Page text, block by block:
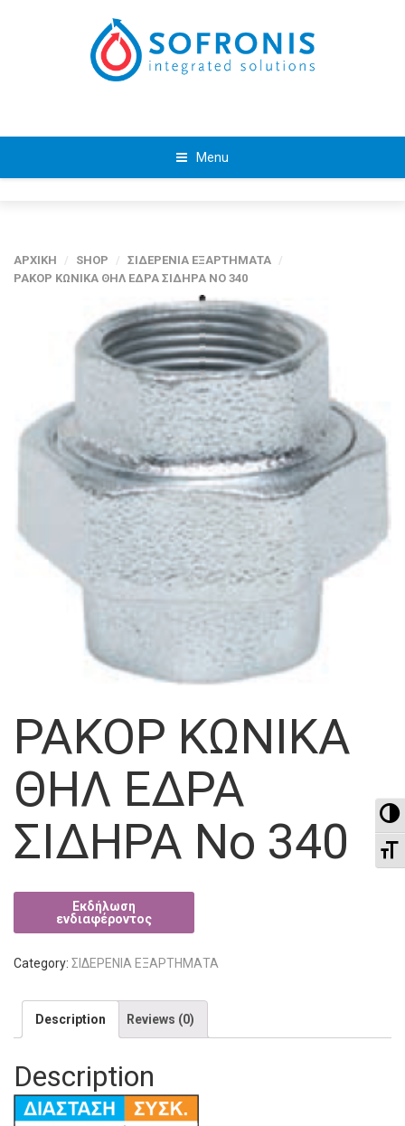
Menu
ΑΡΧΙΚΗ / SHOP / ΣΙΔΕΡΕΝΙΑ ΕΞΑΡΤΗΜΑΤΑ /
ΡΑΚΟΡ ΚΩΝΙΚΑ ΘΗΛ ΕΔΡΑ ΣΙΔΗΡΑ ΝΟ 340
ΡΑΚΟΡ ΚΩΝΙΚΑ
ΘΗΛ ΕΔΡΑ
ΣΙΔΗΡΑ Νο 340
Category: ΣΙΔΕΡΕΝΙΑ ΕΞΑΡΤΗΜΑΤΑ
Description Reviews (0)
Description